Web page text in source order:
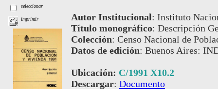
seleccionar
imprimir Autor Institucional: Instituto
Título monográfico: Descripción
Colección: Censo Nacional de
Datos de edición: Buenos Aires:
Ubicación: C/1991 X10.2
Descargar: Documento